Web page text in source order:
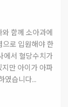
함께 소아과에
으로 입원해야 한
에서 혈당수치가
만 아이가 아파
였습니다...